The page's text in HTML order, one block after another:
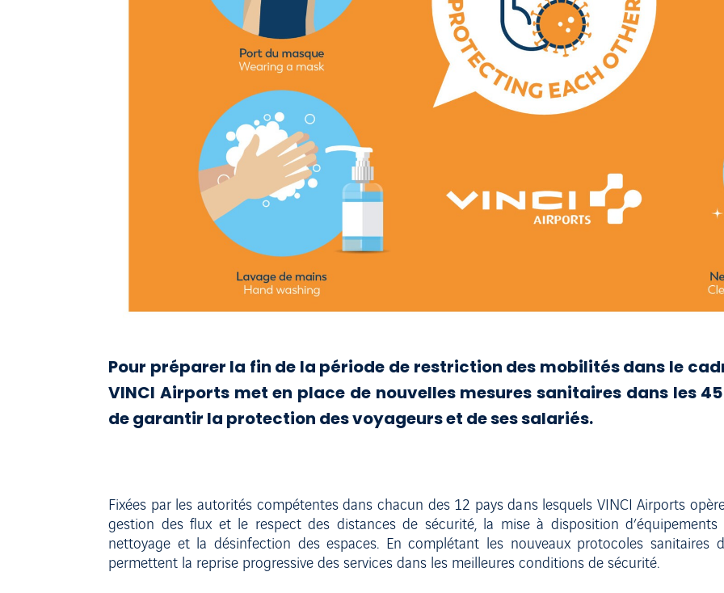
Pour préparer la fin de la période de restriction des mobilités dans le
VINCI Airports met en place de nouvelles mesures sanitaires dans les
de garantir la protection des voyageurs et de ses salariés.
Fixées par les autorités compétentes dans chacun des 12 pays dans lesquels VINCI Airports
gestion des flux et le respect des distances de sécurité, la mise à disposition
nettoyage et la désinfection des espaces. En complétant les nouveaux protocoles sanitaires
permettent la reprise progressive des services dans les meilleures conditions de sécurité.